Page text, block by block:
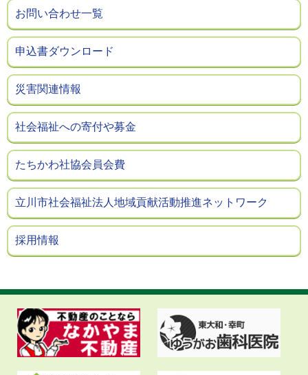
お問い合わせ一覧
申込書ダウンロード
災害関連情報
社会福祉への寄付や募金
たちかわ社協会員会費
立川市社会福祉法人地域貢献活動推進ネットワーク
採用情報